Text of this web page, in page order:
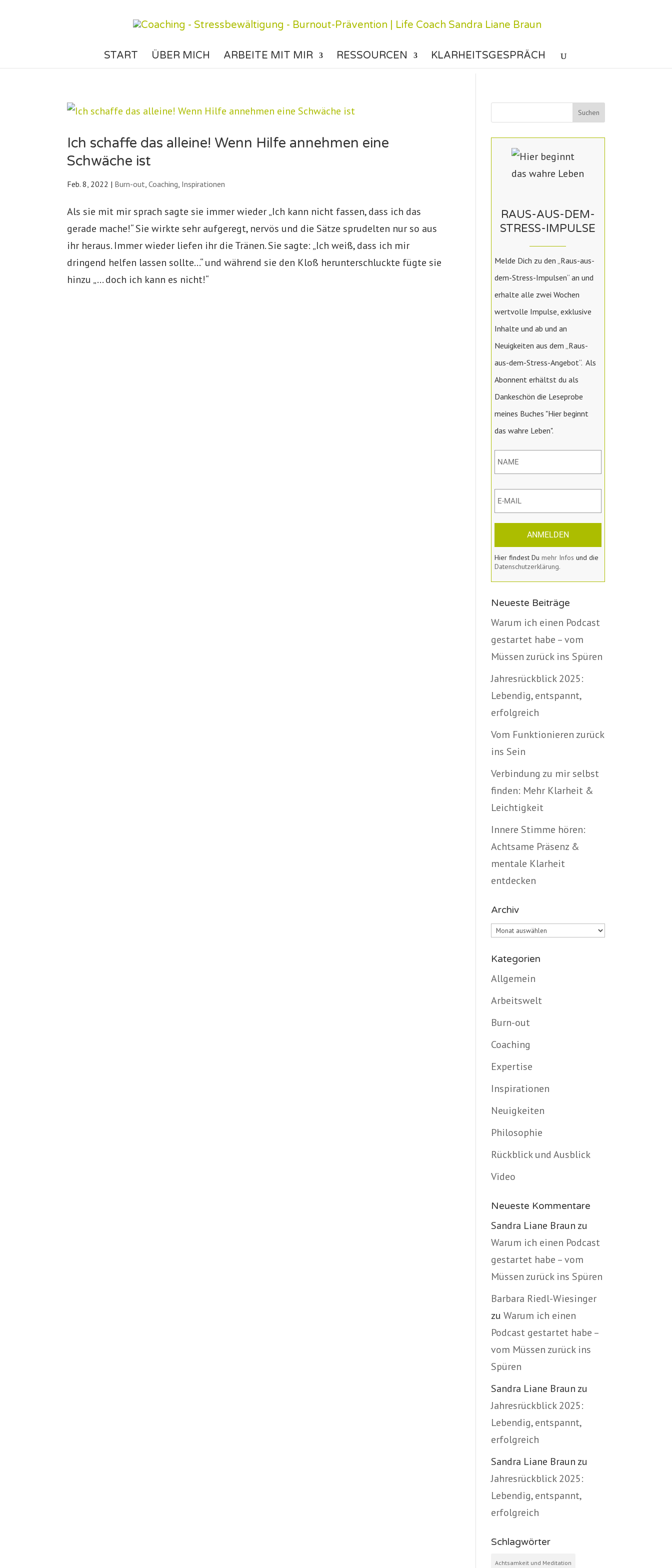
START ÜBER MICH ARBEITE MIT MIR RESSOURCEN KLARHEITSGESPRÄCH
Ich schaffe das alleine! Wenn Hilfe annehmen eine
Schwäche ist
Feb. 8, 2022 | Burn-out,Coaching, Inspirationen
Als sie mit mir sprach sagte sie immer wieder „Ich kann nicht fassen, dass ich das
gerade mache!“ Sie wirkte sehr aufgeregt, nervös und die Sätze sprudelten nur so aus
ihr heraus. Immer wieder liefen ihr die Tränen. Sie sagte: „Ich weiß, dass ich mir
dringend helfen lassen sollte…“ und während sie den Kloß herunterschluckte fügte sie
hinzu „… doch ich kann es nicht!“
RAUS-AUS-DEM-
STRESS-IMPULSE
Melde Dich zu den „Raus-aus-
dem-Stress-Impulsen“ an und
erhalte alle zwei Wochen
wertvolle Impulse, exklusive
Inhalte und ab und an
Neuigkeiten aus dem „Raus-
aus-dem-Stress-Angebot“. Als
Abonnent erhältst du als
Dankeschön die Leseprobe
meines Buches "Hier beginnt
das wahre Leben".
ANMELDEN
Hier findest Du mehr Infos und die
Datenschutzerklärung.
Neueste Beiträge
Warum ich einen Podcast
gestartet habe – vom
Müssen zurück ins Spüren
Jahresrückblick 2025:
Lebendig, entspannt,
erfolgreich
Vom Funktionieren zurück
ins Sein
Verbindung zu mir selbst
finden: Mehr Klarheit &
Leichtigkeit
Innere Stimme hören:
Achtsame Präsenz &
mentale Klarheit
entdecken
Archiv
Archiv
Kategorien
Allgemein
Arbeitswelt
Burn-out
Coaching
Expertise
Inspirationen
Neuigkeiten
Philosophie
Rückblick und Ausblick
Video
Neueste Kommentare
Sandra Liane Braun zu
Warum ich einen Podcast
gestartet habe – vom
Müssen zurück ins Spüren
Barbara Riedl-Wiesinger
zu Warum ich einen
Podcast gestartet habe –
vom Müssen zurück ins
Spüren
Sandra Liane Braun zu
Jahresrückblick 2025:
Lebendig, entspannt,
erfolgreich
Sandra Liane Braun zu
Jahresrückblick 2025:
Lebendig, entspannt,
erfolgreich
Schlagwörter
Achtsamkeit und Meditation